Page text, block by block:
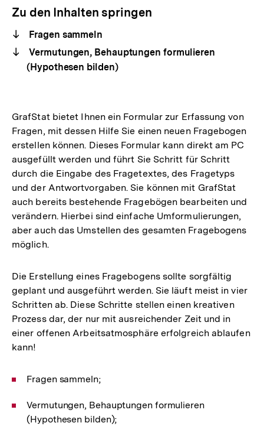
Zu den Inhalten springen
Fragen sammeln
Vermutungen, Behauptungen formulieren
(Hypothesen bilden)
GrafStat bietet Ihnen ein Formular zur Erfassung von
Fragen, mit dessen Hilfe Sie einen neuen Fragebogen
erstellen können. Dieses Formular kann direkt am PC
ausgefüllt werden und führt Sie Schritt für Schritt
durch die Eingabe des Fragetextes, des Fragetyps
und der Antwortvorgaben. Sie können mit GrafStat
auch bereits bestehende Fragebögen bearbeiten und
verändern. Hierbei sind einfache Umformulierungen,
aber auch das Umstellen des gesamten Fragebogens
möglich.
Die Erstellung eines Fragebogens sollte sorgfältig
geplant und ausgeführt werden. Sie läuft meist in vier
Schritten ab. Diese Schritte stellen einen kreativen
Prozess dar, der nur mit ausreichender Zeit und in
einer offenen Arbeitsatmosphäre erfolgreich ablaufen
kann!
Fragen sammeln;
Vermutungen, Behauptungen formulieren
(Hypothesen bilden);